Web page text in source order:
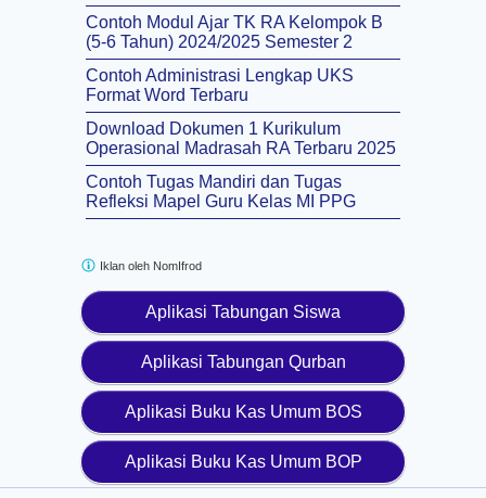
Contoh Modul Ajar TK RA Kelompok B
(5-6 Tahun) 2024/2025 Semester 2
Contoh Administrasi Lengkap UKS
Format Word Terbaru
Download Dokumen 1 Kurikulum
Operasional Madrasah RA Terbaru 2025
Contoh Tugas Mandiri dan Tugas
Refleksi Mapel Guru Kelas MI PPG
Aplikasi Tabungan Siswa
Aplikasi Tabungan Qurban
Aplikasi Buku Kas Umum BOS
Aplikasi Buku Kas Umum BOP
Iklan oleh NomIfrod